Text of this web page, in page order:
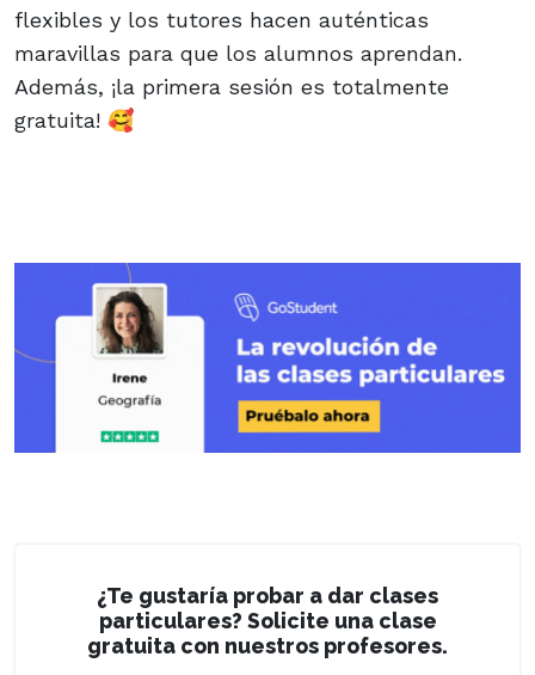
flexibles y los tutores hacen auténticas
maravillas para que los alumnos aprendan.
Además, ¡la primera sesión es totalmente
gratuita! 🥰
¿Te gustaría probar a dar clases
particulares? Solicite una clase
gratuita con nuestros profesores.